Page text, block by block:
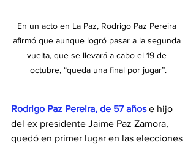
En un acto en La Paz, Rodrigo Paz Pereira
afirmó que aunque logró pasar a la segunda
vuelta, que se llevará a cabo el 19 de
octubre, “queda una final por jugar”.
Rodrigo Paz Pereira, de 57 años e hijo
del ex presidente Jaime Paz Zamora,
quedó en primer lugar en las elecciones